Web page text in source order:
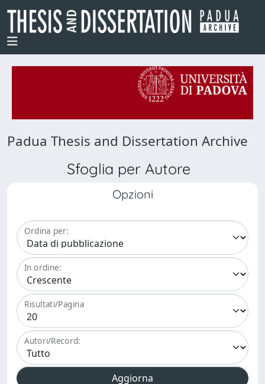
Padua Thesis and Dissertation Archive
Sfoglia per Autore
Opzioni
Ordina per:
In ordine:
Risultati/Pagina
Autori/Record: